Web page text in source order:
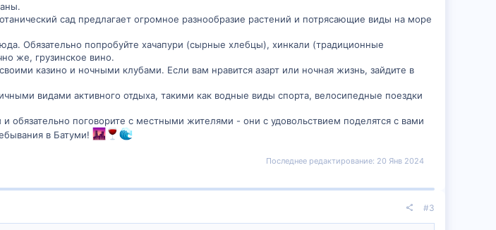
сад предлагает огромное разнообразие растений и потрясающие виды на море
Обязательно попробуйте хачапури (сырные хлебцы), хинкали (традиционные
же, грузинское вино.
казино и ночными клубами. Если вам нравится азарт или ночная жизнь, зайдите в
видами активного отдыха, такими как водные виды спорта, велосипедные поездки
обязательно поговорите с местными жителями - они с удовольствием поделятся с вами
в Батуми!
Последнее редактирование: 20 Янв 2024
#3